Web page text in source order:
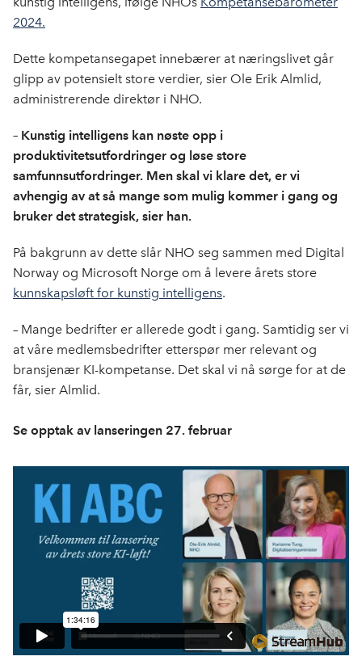
k
n
2024.
Dette kompetansegapet innebærer at næringslivet går
glipp av potensielt store verdier, sier Ole Erik Almlid,
administrerende direktør i NHO.
– Kunstig intelligens kan nøste opp i
produktivitetsutfordringer og løse store
samfunnsutfordringer. Men skal vi klare det, er vi
avhengig av at så mange som mulig kommer i gang og
bruker det strategisk, sier han.
På bakgrunn av dette slår NHO seg sammen med Digital
Norway og Microsoft Norge om å levere årets store
kunnskapsløft for kunstig intelligens.
– Mange bedrifter er allerede godt i gang. Samtidig ser vi
at våre medlemsbedrifter etterspør mer relevant og
bransjenær KI-kompetanse. Det skal vi nå sørge for at de
får, sier Almlid.
Se opptak av lanseringen 27. februar